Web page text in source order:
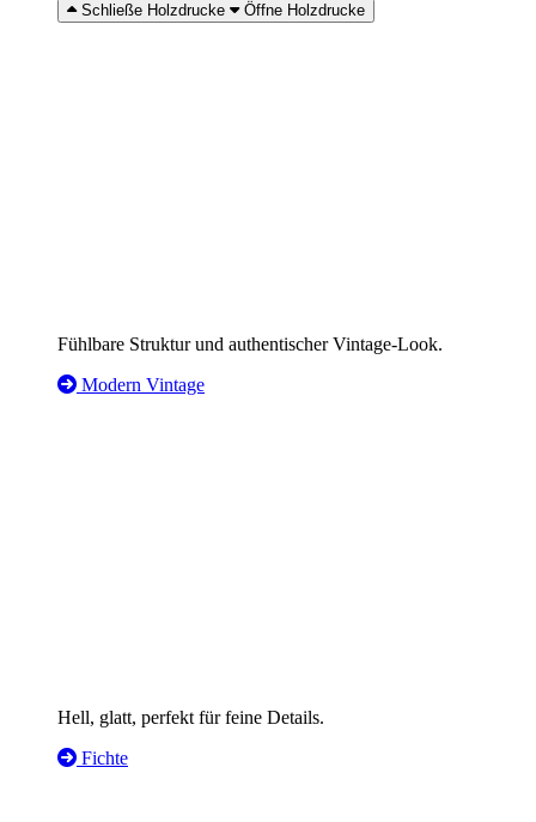
Schließe Holzdrucke Öffne Holzdrucke
Fühlbare Struktur und authentischer Vintage-Look.
Modern Vintage
Hell, glatt, perfekt für feine Details.
Fichte